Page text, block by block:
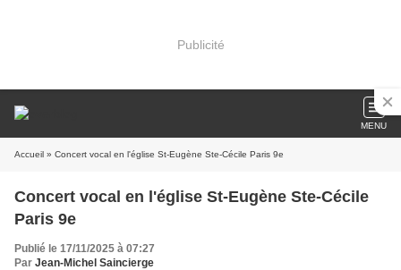
Publicité
MENU
Accueil » Concert vocal en l'église St-Eugène Ste-Cécile Paris 9e
Concert vocal en l'église St-Eugène Ste-Cécile
Paris 9e
Publié le 17/11/2025 à 07:27
Par Jean-Michel Saincierge